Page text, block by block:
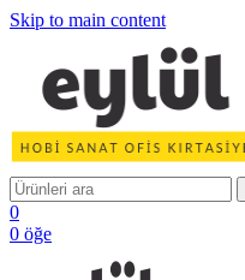
Skip to main content
0
0 öğe